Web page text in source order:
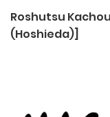
Roshutsu
(Hoshieda)]